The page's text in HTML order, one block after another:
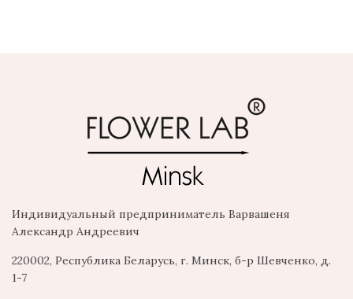
Индивидуальный предприниматель Варвашеня
Александр Андреевич
220002, Республика Беларусь, г. Минск, б-р Шевченко, д.
1-7